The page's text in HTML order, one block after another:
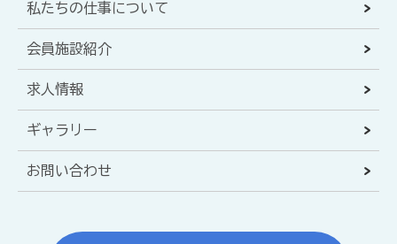
私たちの仕事について
会員施設紹介
求人情報
ギャラリー
お問い合わせ